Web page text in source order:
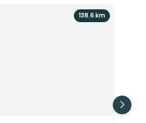
138.6 km